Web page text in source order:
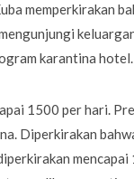
memperkirakan
karantina hotel.
1500 per hari.
Diperkirakan